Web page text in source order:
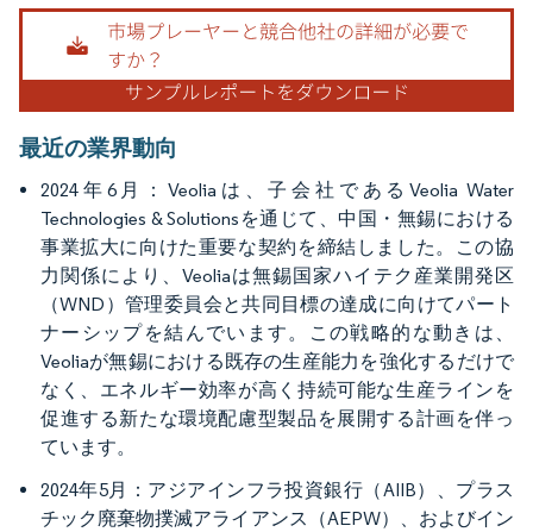
画像 © Mordor Intelligence。再利用にはCC BY 4.0の表示が必要です。
最近の業界動向
2024年6月：Veoliaは、子会社であるVeolia Water
Technologies & Solutionsを通じて、中国・無錫における
事業拡大に向けた重要な契約を締結しました。この協
力関係により、Veoliaは無錫国家ハイテク産業開発区
（WND）管理委員会と共同目標の達成に向けてパート
ナーシップを結んでいます。この戦略的な動きは、
Veoliaが無錫における既存の生産能力を強化するだけで
なく、エネルギー効率が高く持続可能な生産ラインを
促進する新たな環境配慮型製品を展開する計画を伴っ
ています。
2024年5月：アジアインフラ投資銀行（AIIB）、プラス
チック廃棄物撲滅アライアンス（AEPW）、およびイン